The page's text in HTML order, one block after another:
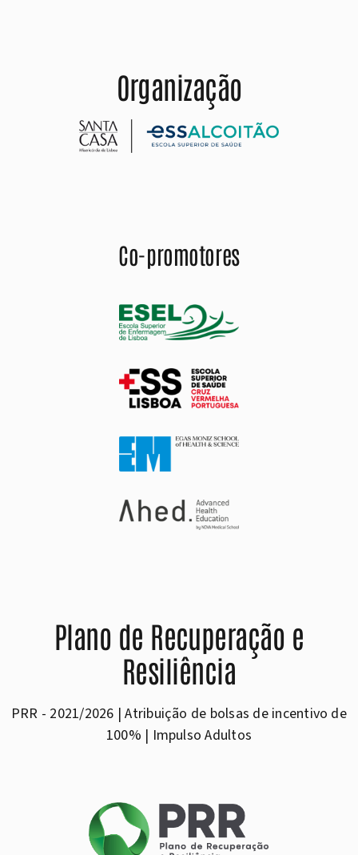
Organização
Co-promotores
Plano de Recuperação e
Resiliência
PRR - 2021/2026 | Atribuição de bolsas de incentivo de
100% | Impulso Adultos